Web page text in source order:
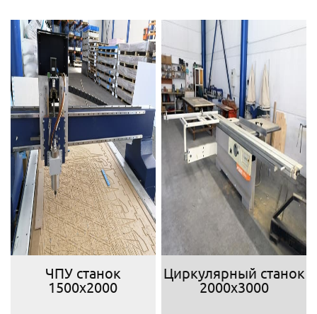
ЧПУ станок
1500х2000
Циркулярный станок
2000х3000